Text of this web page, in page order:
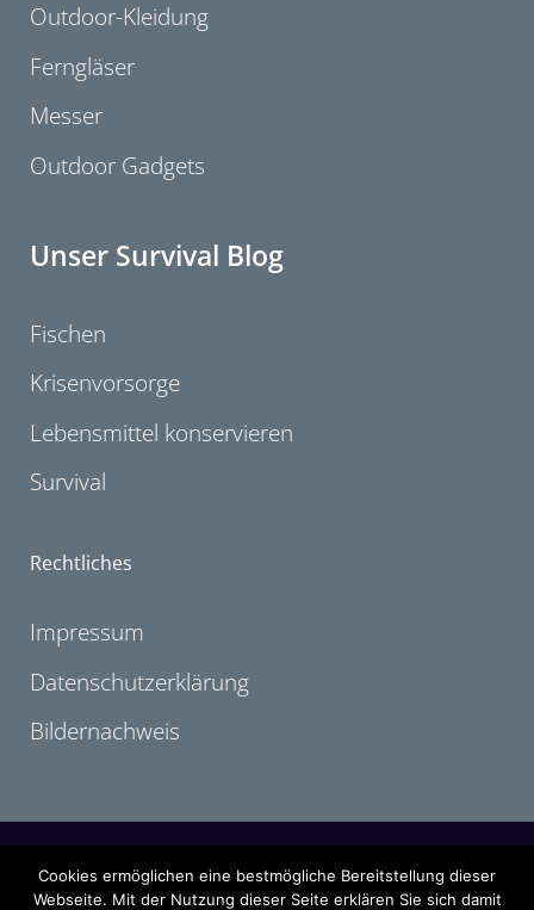
Outdoor-Kleidung
Ferngläser
Messer
Outdoor Gadgets
Unser Survival Blog
Fischen
Krisenvorsorge
Lebensmittel konservieren
Survival
Rechtliches
Impressum
Datenschutzerklärung
Bildernachweis
Alle Angaben ohne Gewähr. Namentlich gekennzeichnete Artikel oder
Kommentare stellen nicht unbedingt die Meinung der Redaktion dar. Erwähnte
Cookies ermöglichen eine bestmögliche Bereitstellung dieser
Webseite. Mit der Nutzung dieser Seite erklären Sie sich damit